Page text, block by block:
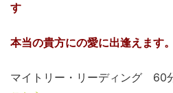
す
本当の貴方にの愛に出逢えます
マイトリー・リーディング